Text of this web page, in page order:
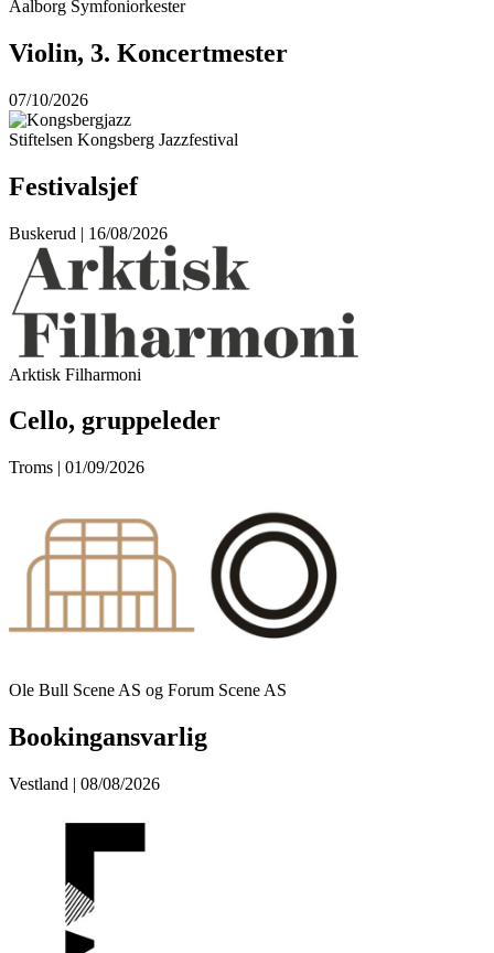
Aalborg Symfoniorkester
Violin, 3. Koncertmester
07/10/2026
Stiftelsen Kongsberg Jazzfestival
Festivalsjef
Buskerud | 16/08/2026
Arktisk Filharmoni
Cello, gruppeleder
Troms | 01/09/2026
Ole Bull Scene AS og Forum Scene AS
Bookingansvarlig
Vestland | 08/08/2026